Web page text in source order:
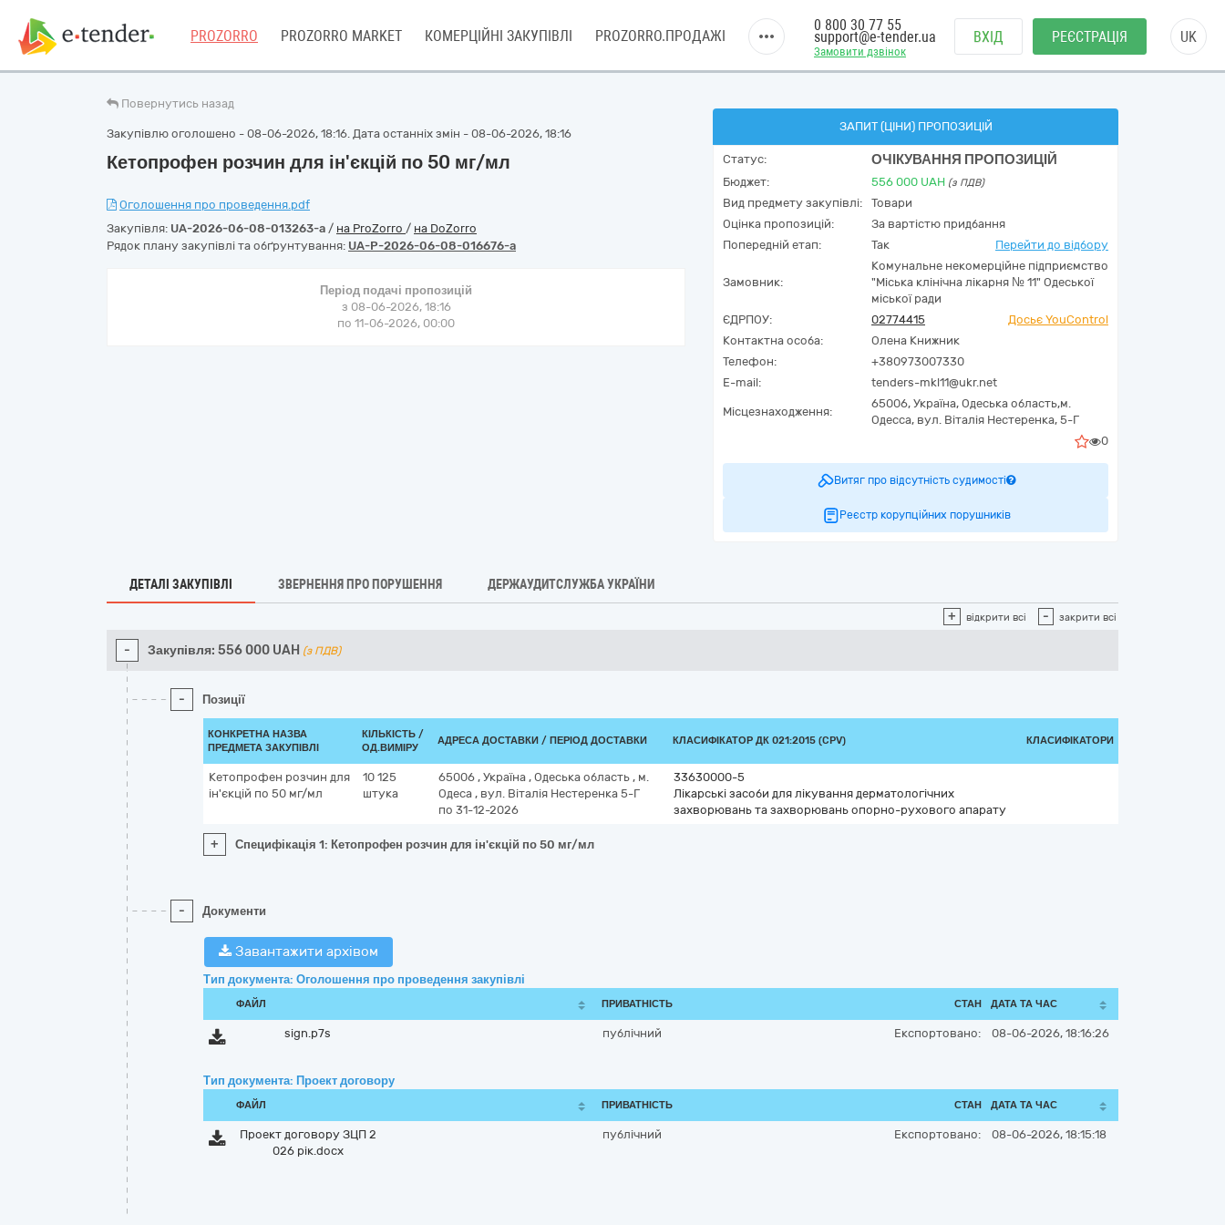
PROZORRO PROZORRO MARKET КОМЕРЦІЙНІ ЗАКУПІВЛІ PROZORRO.ПРОДАЖІ
Замовити дзвінок
0 800 30 77 55
support@e-tender.ua ВХІД РЕЄСТРАЦІЯ UK
Повернутись назад
Закупівлю оголошено - 08-06-2026, 18:16. Дата останніх змін - 08-06-2026, 18:16
Кетопрофен розчин для ін'єкцій по 50 мг/мл
Оголошення про проведення.pdf
Закупівля: UA-2026-06-08-013263-a / на ProZorro / на DoZorro
Рядок плану закупівлі та обґрунтування: UA-P-2026-06-08-016676-a
Період подачі пропозицій
з 08-06-2026, 18:16
по 11-06-2026, 00:00
ЗАПИТ (ЦІНИ) ПРОПОЗИЦІЙ
Статус: ОЧІКУВАННЯ ПРОПОЗИЦІЙ
Бюджет: 556 000 UAH (з ПДВ)
Вид предмету закупівлі:
Товари
Оцінка пропозицій:
За вартістю придбання
Попередній етап:
Так Перейти до відбору
Замовник:
Комунальне некомерційне підприємство
"Міська клінічна лікарня № 11" Одеської
міської ради
ЄДРПОУ:
02774415
Досьє YouControl
Контактна особа:
Олена Книжник
Телефон:
+380973007330
E-mail:
tenders-mkl11@ukr.net
Місцезнаходження:
65006, Україна, Одеська область,м.
Одесса, вул. Віталія Нестеренка, 5-Г
0
Витяг про відсутність судимості
Реєстр корупційних порушників
ДЕТАЛІ ЗАКУПІВЛІ ЗВЕРНЕННЯ ПРО ПОРУШЕННЯ ДЕРЖАУДИТСЛУЖБА УКРАЇНИ
+ відкрити всі - закрити всі
- Закупівля: 556 000 UAH (з ПДВ)
- Позиції
КОНКРЕТНА НАЗВА
ПРЕДМЕТА ЗАКУПІВЛІ
КІЛЬКІСТЬ /
ОД.ВИМІРУ
АДРЕСА ДОСТАВКИ / ПЕРІОД ДОСТАВКИ КЛАСИФІКАТОР ДК 021:2015 (CPV) КЛАСИФІКАТОРИ
Кетопрофен розчин для
ін'єкцій по 50 мг/мл
10 125
штука
65006 , Україна , Одеська область , м.
Одеса , вул. Віталія Нестеренка 5-Г
по 31-12-2026
33630000-5
Лікарські засоби для лікування дерматологічних
захворювань та захворювань опорно-рухового апарату
+ Специфікація 1: Кетопрофен розчин для ін'єкцій по 50 мг/мл
- Документи
Завантажити архівом
Тип документа: Оголошення про проведення закупівлі
ФАЙЛ ПРИВАТНІСТЬ СТАН ДАТА ТА ЧАС
sign.p7s публічний Експортовано: 08-06-2026, 18:16:26
Тип документа: Проект договору
ФАЙЛ ПРИВАТНІСТЬ СТАН ДАТА ТА ЧАС
Проект договору ЗЦП 2
026 рік.docx
публічний Експортовано: 08-06-2026, 18:15:18